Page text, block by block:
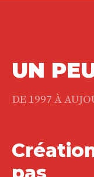
UN
DE 1997 À
pas